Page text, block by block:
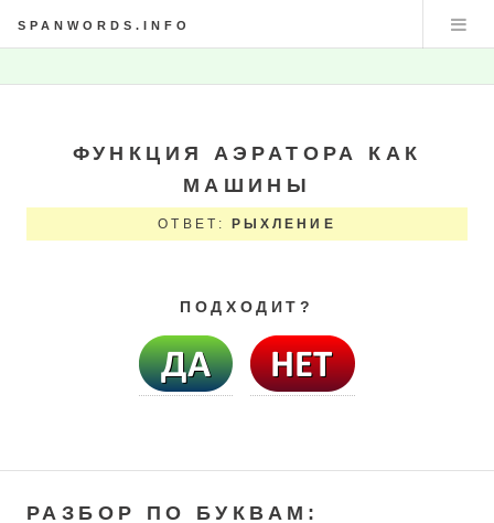
SPANWORDS.INFO
ФУНКЦИЯ АЭРАТОРА КАК
МАШИНЫ
ОТВЕТ: РЫХЛЕНИЕ
ПОДХОДИТ?
РАЗБОР ПО БУКВАМ: